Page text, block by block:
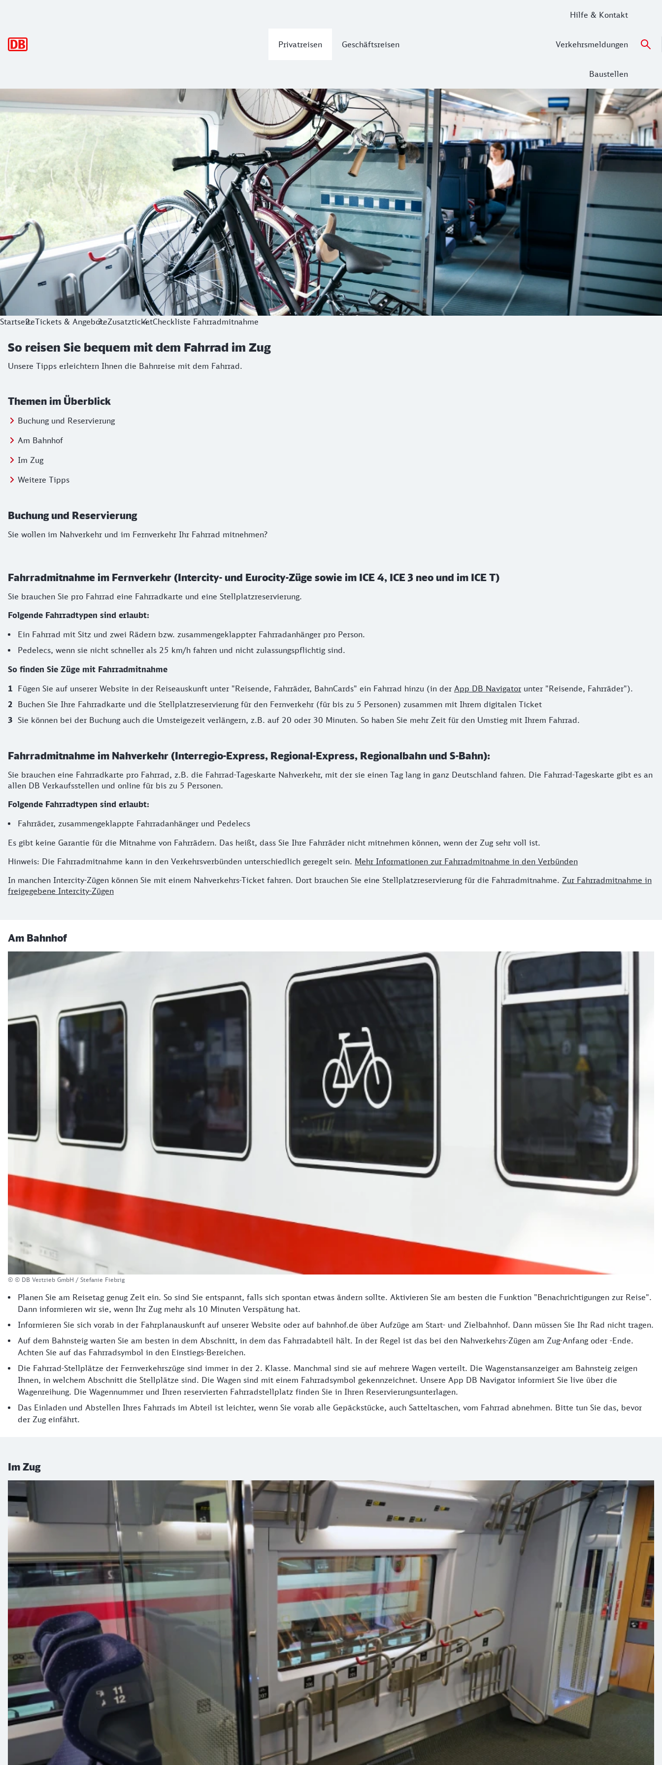
Privatreisen Geschäftsreisen
Hilfe & Kontakt
Verkehrsmeldungen
Baustellen
So reisen Sie bequem mit dem Fahrrad im Zug
Unsere Tipps erleichtern Ihnen die Bahnreise mit dem Fahrrad.
StartseiteTickets & AngeboteZusatzticketCheckliste Fahrradmitnahme
So reisen Sie bequem mit dem Fahrrad im Zug
Unsere Tipps erleichtern Ihnen die Bahnreise mit dem Fahrrad.
Themen im Überblick
Springe zu:
Buchung und Reservierung
Springe zu:
Am Bahnhof
Springe zu:
Im Zug
Springe zu:
Weitere Tipps
Buchung und Reservierung
Sie wollen im Nahverkehr und im Fernverkehr Ihr Fahrrad mitnehmen?
Fahrradmitnahme im Fernverkehr (Intercity- und Eurocity-Züge sowie im ICE 4, ICE 3 neo und im ICE T)
Sie brauchen Sie pro Fahrrad eine Fahrradkarte und eine Stellplatzreservierung.
Folgende Fahrradtypen sind erlaubt:
Ein Fahrrad mit Sitz und zwei Rädern bzw. zusammengeklappter Fahrradanhänger pro Person.
Pedelecs, wenn sie nicht schneller als 25 km/h fahren und nicht zulassungspflichtig sind.
So finden Sie Züge mit Fahrradmitnahme
Fügen Sie auf unserer Website in der Reiseauskunft unter "Reisende, Fahrräder, BahnCards" ein Fahrrad hinzu (in der App DB Navigator unter "Reisende, Fahrräder").
Buchen Sie Ihre Fahrradkarte und die Stellplatzreservierung für den Fernverkehr (für bis zu 5 Personen) zusammen mit Ihrem digitalen Ticket
Sie können bei der Buchung auch die Umsteigezeit verlängern, z.B. auf 20 oder 30 Minuten. So haben Sie mehr Zeit für den Umstieg mit Ihrem Fahrrad.
Fahrradmitnahme im Nahverkehr (Interregio-Express, Regional-Express, Regionalbahn und S-Bahn):
Sie brauchen eine Fahrradkarte pro Fahrrad, z.B. die Fahrrad-Tageskarte Nahverkehr, mit der sie einen Tag lang in ganz Deutschland fahren. Die Fahrrad-Tageskarte gibt es an
allen DB Verkaufsstellen und online für bis zu 5 Personen.
Folgende Fahrradtypen sind erlaubt:
Fahrräder, zusammengeklappte Fahrradanhänger und Pedelecs
Es gibt keine Garantie für die Mitnahme von Fahrrädern. Das heißt, dass Sie Ihre Fahrräder nicht mitnehmen können, wenn der Zug sehr voll ist.
Hinweis: Die Fahrradmitnahme kann in den Verkehrsverbünden unterschiedlich geregelt sein. Mehr Informationen zur Fahrradmitnahme in den Verbünden
In manchen Intercity-Zügen können Sie mit einem Nahverkehrs-Ticket fahren. Dort brauchen Sie eine Stellplatzreservierung für die Fahrradmitnahme. Zur Fahrradmitnahme in
freigegebene Intercity-Zügen
Am Bahnhof
© © DB Vertrieb GmbH / Stefanie Fiebrig
Planen Sie am Reisetag genug Zeit ein. So sind Sie entspannt, falls sich spontan etwas ändern sollte. Aktivieren Sie am besten die Funktion "Benachrichtigungen zur Reise".
Dann informieren wir sie, wenn Ihr Zug mehr als 10 Minuten Verspätung hat.
Informieren Sie sich vorab in der Fahrplanauskunft auf unserer Website oder auf bahnhof.de über Aufzüge am Start- und Zielbahnhof. Dann müssen Sie Ihr Rad nicht tragen.
Auf dem Bahnsteig warten Sie am besten in dem Abschnitt, in dem das Fahrradabteil hält. In der Regel ist das bei den Nahverkehrs-Zügen am Zug-Anfang oder -Ende.
Achten Sie auf das Fahrradsymbol in den Einstiegs-Bereichen.
Die Fahrrad-Stellplätze der Fernverkehrszüge sind immer in der 2. Klasse. Manchmal sind sie auf mehrere Wagen verteilt. Die Wagenstansanzeiger am Bahnsteig zeigen
Ihnen, in welchem Abschnitt die Stellplätze sind. Die Wagen sind mit einem Fahrradsymbol gekennzeichnet. Unsere App DB Navigator informiert Sie live über die
Wagenreihung. Die Wagennummer und Ihren reservierten Fahrradstellplatz finden Sie in Ihren Reservierungsunterlagen.
Das Einladen und Abstellen Ihres Fahrrads im Abteil ist leichter, wenn Sie vorab alle Gepäckstücke, auch Satteltaschen, vom Fahrrad abnehmen. Bitte tun Sie das, bevor
der Zug einfährt.
Im Zug